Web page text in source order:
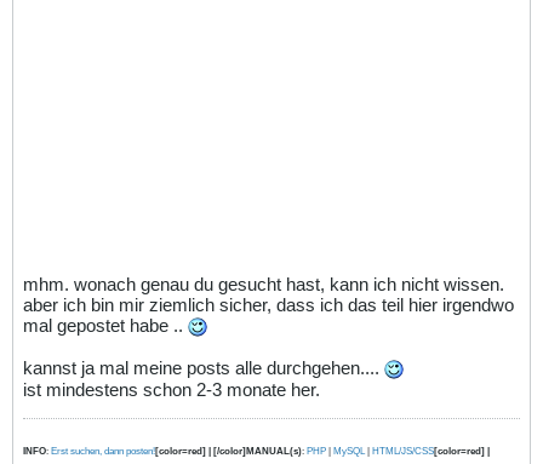
mhm. wonach genau du gesucht hast, kann ich nicht wissen.
aber ich bin mir ziemlich sicher, dass ich das teil hier irgendwo
mal gepostet habe ..
kannst ja mal meine posts alle durchgehen....
ist mindestens schon 2-3 monate her.
INFO: Erst suchen, dann posten![color=red] | [/color]MANUAL(s): PHP MySQL HTML/JS/CSS[color=red] |